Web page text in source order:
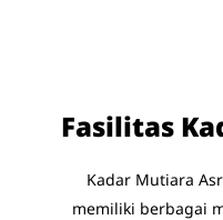
Fasilitas
Kadar Mutiara
memiliki berbagai